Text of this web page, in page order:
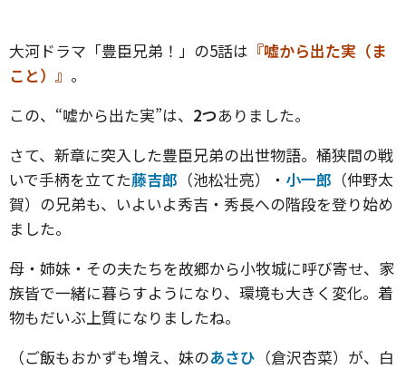
大河ドラマ「豊臣兄弟！」の5話は 『嘘から出た実（ま
こと）』 。
この、“嘘から出た実”は、 2つありました。
さて、新章に突入した豊臣兄弟の出世物語。桶狭間の戦
いで手柄を立てた藤吉郎 （池松壮亮）・ 小一郎 （仲野太
賀）の兄弟も、いよいよ秀吉・秀長への階段を登り始め
ました。
母・姉妹・その夫たちを故郷から小牧城に呼び寄せ、家
族皆で一緒に暮らすようになり、環境も大きく変化。着
物もだいぶ上質になりましたね。
（ご飯もおかずも増え、妹のあさひ （倉沢杏菜）が、白